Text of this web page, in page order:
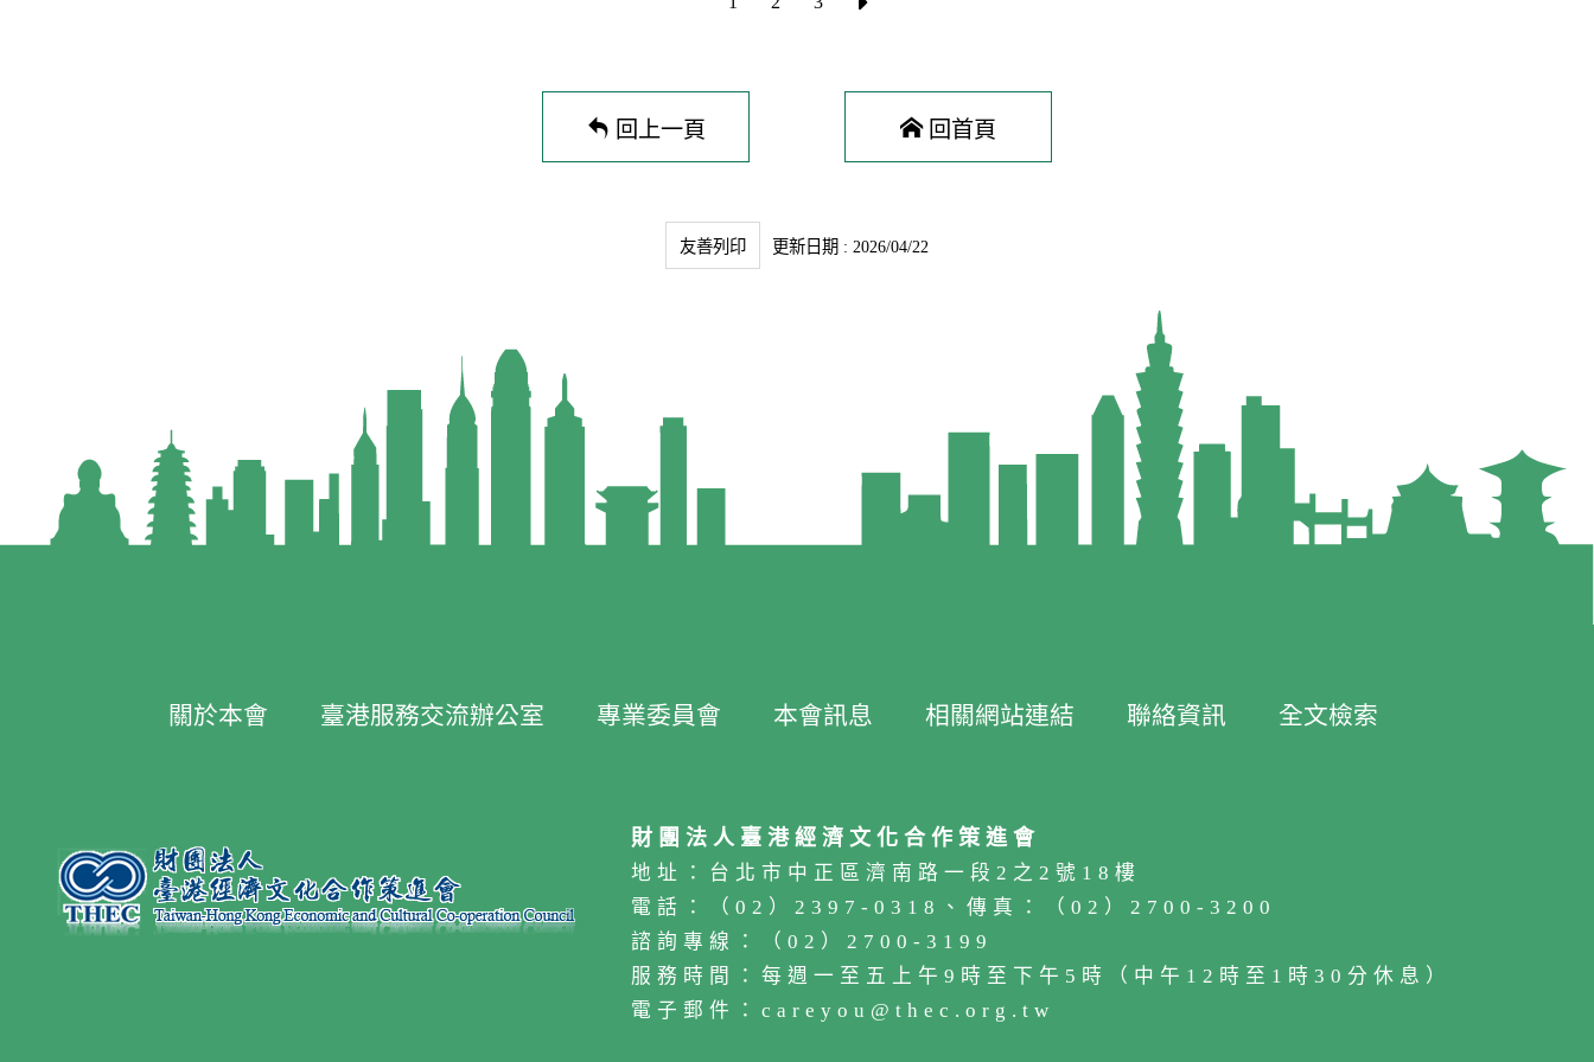
回上一頁 回首頁
友善列印 更新日期 : 2026/04/22
關於本會 臺港服務交流辦公室 專業委員會 本會訊息 相關網站連結 聯絡資訊 全文檢索
財團法人臺港經濟文化合作策進會
地址：台北市中正區濟南路一段2之2號18樓
電話：（02）2397-0318、傳真：（02）2700-3200
諮詢專線：（02）2700-3199
服務時間：每週一至五上午9時至下午5時（中午12時至1時30分休息）
電子郵件：careyou@thec.org.tw